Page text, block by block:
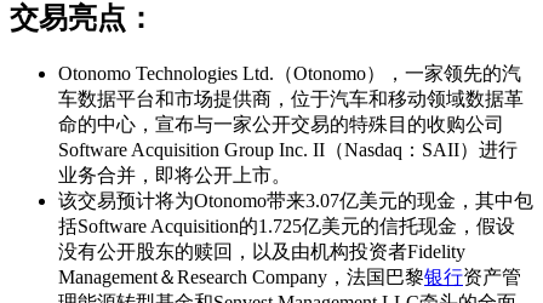
交易亮点：
Otonomo Technologies Ltd.（Otonomo），一家领先的汽
车数据平台和市场提供商，位于汽车和移动领域数据革
命的中心，宣布与一家公开交易的特殊目的收购公司
Software Acquisition Group Inc. II（Nasdaq：SAII）进行
业务合并，即将公开上市。
该交易预计将为Otonomo带来3.07亿美元的现金，其中包
括Software Acquisition的1.725亿美元的信托现金，假设
没有公开股东的赎回，以及由机构投资者Fidelity
Management＆Research Company，法国巴黎银行资产管